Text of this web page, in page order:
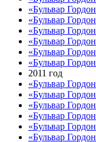
«Бульвар
«Бульвар
«Бульвар
«Бульвар
«Бульвар
«Бульвар
2011 год
«Бульвар
«Бульвар
«Бульвар
«Бульвар
«Бульвар
«Бульвар